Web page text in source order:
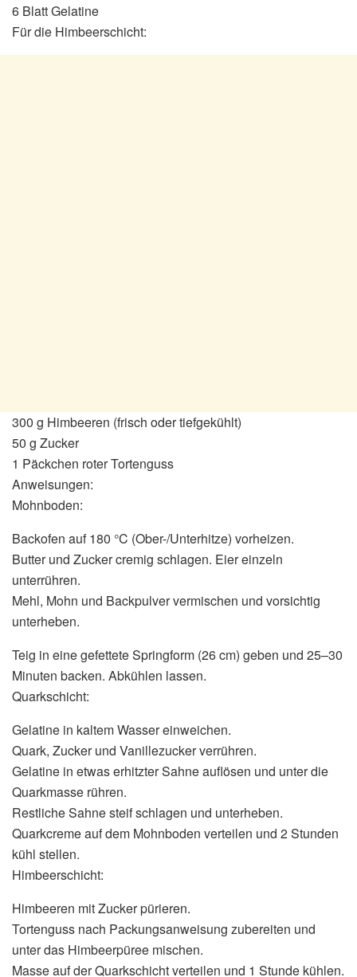
6 Blatt Gelatine
Für die Himbeerschicht:
300 g Himbeeren (frisch oder tiefgekühlt)
50 g Zucker
1 Päckchen roter Tortenguss
Anweisungen:
Mohnboden:
Backofen auf 180 °C (Ober-/Unterhitze) vorheizen.
Butter und Zucker cremig schlagen. Eier einzeln
unterrühren.
Mehl, Mohn und Backpulver vermischen und vorsichtig
unterheben.
Teig in eine gefettete Springform (26 cm) geben und 25–30
Minuten backen. Abkühlen lassen.
Quarkschicht:
Gelatine in kaltem Wasser einweichen.
Quark, Zucker und Vanillezucker verrühren.
Gelatine in etwas erhitzter Sahne auflösen und unter die
Quarkmasse rühren.
Restliche Sahne steif schlagen und unterheben.
Quarkcreme auf dem Mohnboden verteilen und 2 Stunden
kühl stellen.
Himbeerschicht:
Himbeeren mit Zucker pürieren.
Tortenguss nach Packungsanweisung zubereiten und
unter das Himbeerpüree mischen.
Masse auf der Quarkschicht verteilen und 1 Stunde kühlen.